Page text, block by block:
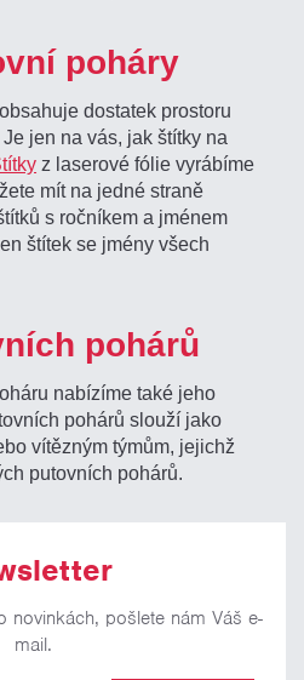
poháry
dostatek prostoru
jen na vás, jak štítky na
z laserové fólie vyrábíme
mít na jedné straně
s ročníkem a jménem
štítek se jmény všech
pohárů
nabízíme také jeho
pohárů slouží jako
vítězným týmům, jejichž
putovních pohárů.
novinkách, pošlete nám Váš e-
mail.